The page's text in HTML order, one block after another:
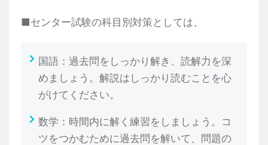
■センター試験の科目別対策としては、
国語：過去問をしっかり解き、読解力を深
めましょう。解説はしっかり読むことを心
がけてください。
数学：時間内に解く練習をしましょう。コ
ツをつかむために過去問を解いて、問題の